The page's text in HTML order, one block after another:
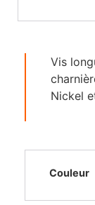
Vis
Nickel
Couleur